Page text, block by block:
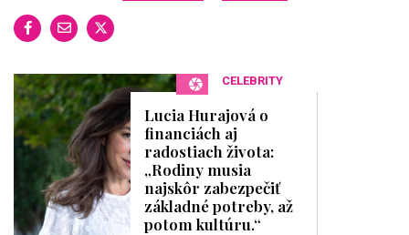
CELEBRITY
Lucia Hurajová o
financiách aj
radostiach života:
„Rodiny musia
najskôr zabezpečiť
základné potreby, až
potom kultúru.“